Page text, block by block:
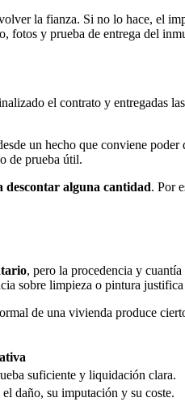
la fianza. Si no lo hace, el
fotos y prueba de entrega del
el contrato y entregadas
un hecho que conviene poder
de prueba útil.
descontar alguna cantidad. Por
, pero la procedencia y
sobre limpieza o pintura
de una vivienda produce
suficiente y liquidación clara.
el daño, su imputación y su coste.